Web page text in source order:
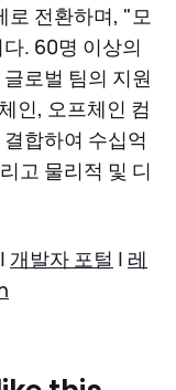
로 전환하며, "모
. 60명 이상의
로벌 팀의 지원
인, 오프체인 컴
합하여 수십억
고 물리적 및 디
| 개발자 포털 | 레